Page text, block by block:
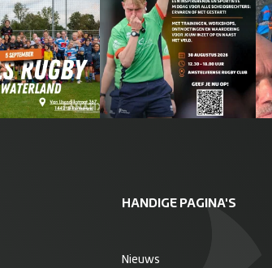
HANDIGE PAGINA'S
Nieuws